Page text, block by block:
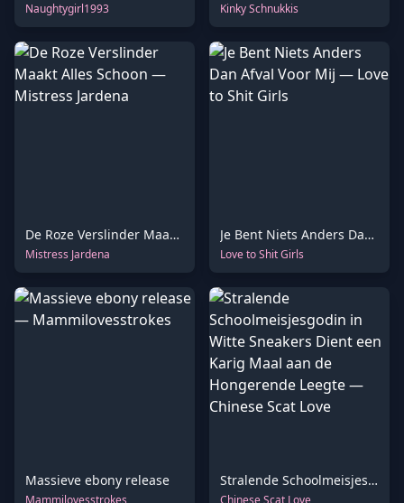
Naughtygirl1993 Kinky Schnukkis
De Roze Verslinder Maakt Alles Schoon
Mistress Jardena
Je Bent Niets Anders Dan Afval Voor Mij
Love to Shit Girls
Massieve ebony release
Mammilovesstrokes
Stralende Schoolmeisjesgodin in Witte Sneakers Dient een Karig Maal aan de Hongerende Leegte
Chinese Scat Love